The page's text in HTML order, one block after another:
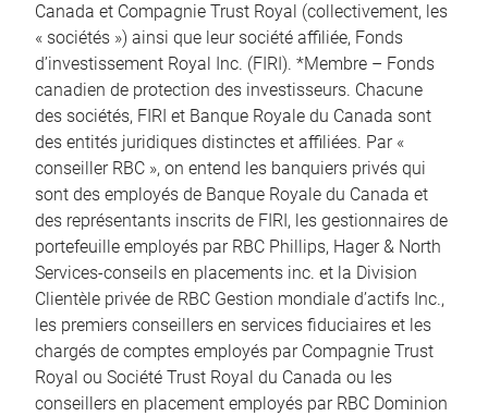
Canada et Compagnie Trust Royal (collectivement, les
« sociétés ») ainsi que leur société affiliée, Fonds
d’investissement Royal Inc. (FIRI). *Membre – Fonds
canadien de protection des investisseurs. Chacune
des sociétés, FIRI et Banque Royale du Canada sont
des entités juridiques distinctes et affiliées. Par «
conseiller RBC », on entend les banquiers privés qui
sont des employés de Banque Royale du Canada et
des représentants inscrits de FIRI, les gestionnaires de
portefeuille employés par RBC Phillips, Hager & North
Services-conseils en placements inc. et la Division
Clientèle privée de RBC Gestion mondiale d’actifs Inc.,
les premiers conseillers en services fiduciaires et les
chargés de comptes employés par Compagnie Trust
Royal ou Société Trust Royal du Canada ou les
conseillers en placement employés par RBC Dominion